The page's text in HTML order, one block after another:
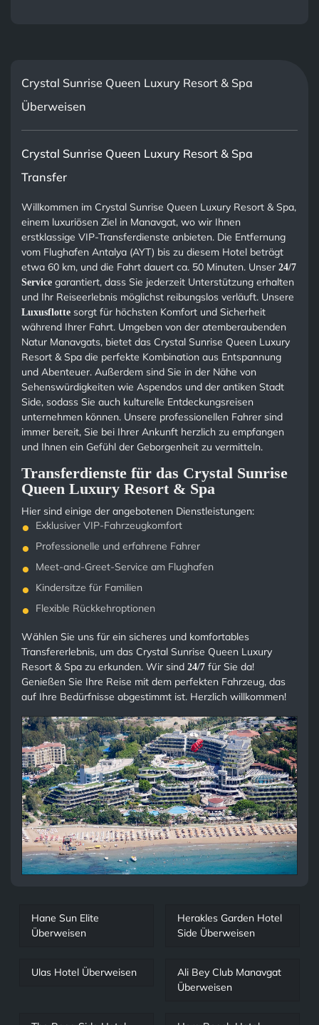
Crystal Sunrise Queen Luxury Resort & Spa
Überweisen
Crystal Sunrise Queen Luxury Resort & Spa
Transfer
Willkommen im Crystal Sunrise Queen Luxury Resort & Spa,
einem luxuriösen Ziel in Manavgat, wo wir Ihnen
erstklassige VIP-Transferdienste anbieten. Die Entfernung
vom Flughafen Antalya (AYT) bis zu diesem Hotel beträgt
etwa 60 km, und die Fahrt dauert ca. 50 Minuten. Unser24/7
Service garantiert, dass Sie jederzeit Unterstützung erhalten
und Ihr Reiseerlebnis möglichst reibungslos verläuft. Unsere
Luxusflotte sorgt für höchsten Komfort und Sicherheit
während Ihrer Fahrt. Umgeben von der atemberaubenden
Natur Manavgats, bietet das Crystal Sunrise Queen Luxury
Resort & Spa die perfekte Kombination aus Entspannung
und Abenteuer. Außerdem sind Sie in der Nähe von
Sehenswürdigkeiten wie Aspendos und der antiken Stadt
Side, sodass Sie auch kulturelle Entdeckungsreisen
unternehmen können. Unsere professionellen Fahrer sind
immer bereit, Sie bei Ihrer Ankunft herzlich zu empfangen
und Ihnen ein Gefühl der Geborgenheit zu vermitteln.
Transferdienste für das Crystal Sunrise
Queen Luxury Resort & Spa
Hier sind einige der angebotenen Dienstleistungen:
Exklusiver VIP-Fahrzeugkomfort
Professionelle und erfahrene Fahrer
Meet-and-Greet-Service am Flughafen
Kindersitze für Familien
Flexible Rückkehroptionen
Wählen Sie uns für ein sicheres und komfortables
Transfererlebnis, um das Crystal Sunrise Queen Luxury
Resort & Spa zu erkunden. Wir sind24/7 für Sie da!
Genießen Sie Ihre Reise mit dem perfekten Fahrzeug, das
auf Ihre Bedürfnisse abgestimmt ist. Herzlich willkommen!
Hane Sun Elite
Überweisen
Herakles Garden Hotel
Side Überweisen
Ulas Hotel Überweisen
Ali Bey Club Manavgat
Überweisen